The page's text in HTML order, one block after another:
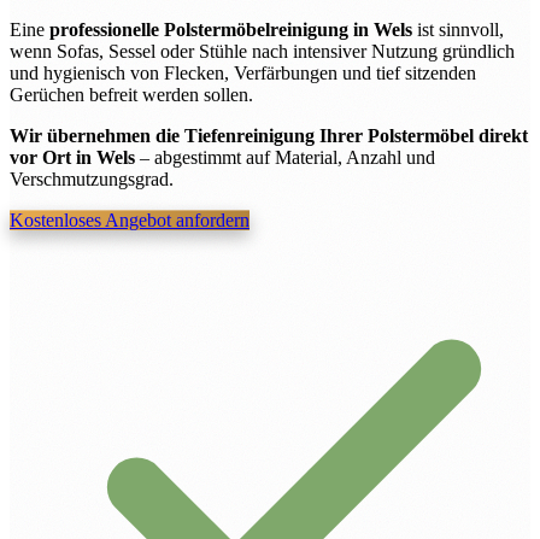
Eine professionelle Polstermöbelreinigung in Wels ist sinnvoll,
wenn Sofas, Sessel oder Stühle nach intensiver Nutzung gründlich
und hygienisch von Flecken, Verfärbungen und tief sitzenden
Gerüchen befreit werden sollen.
Wir übernehmen die Tiefenreinigung Ihrer Polstermöbel direkt
vor Ort in Wels– abgestimmt auf Material, Anzahl und
Verschmutzungsgrad.
Kostenloses Angebot anfordern